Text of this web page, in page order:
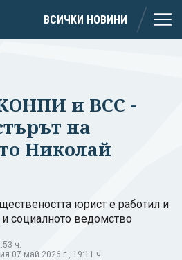
ВСИЧКИ НОВИНИ
и ВСС -
на
Николай
юрист е работил и
социалното ведомство
ч.
07 май 2026 г., 19:11 ч.